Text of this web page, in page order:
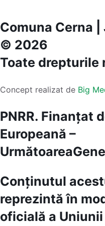
Comuna Cerna
© 2026
Toate drepturile
Concept realizat de Big
PNRR. Finanțat
Europeană –
Conținutul
reprezintă în
oficială a